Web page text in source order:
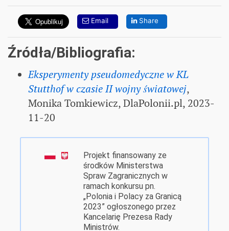
Email Share
Źródła/Bibliografia:
Eksperymenty pseudomedyczne w KL
Stutthof w czasie II wojny światowej,
Monika Tomkiewicz, DlaPolonii.pl, 2023-
11-20
Projekt finansowany ze
środków Ministerstwa
Spraw Zagranicznych w
ramach konkursu pn.
„Polonia i Polacy za Granicą
2023” ogłoszonego przez
Kancelarię Prezesa Rady
Ministrów.